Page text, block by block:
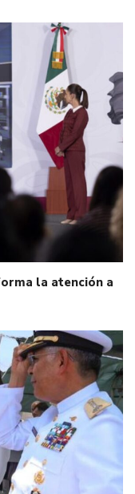
la atención a